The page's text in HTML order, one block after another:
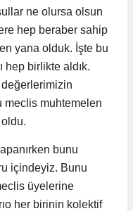
ne olursa olsun
hep beraber sahip
yana olduk. İşte bu
hep birlikte aldık.
değerlerimizin
meclis muhtemelen
bunu
içindeyiz. Bunu
üyelerine
her birinin kolektif